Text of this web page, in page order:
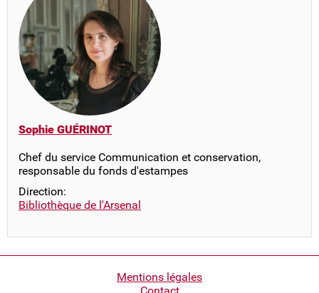
Sophie GUÉRINOT
Chef du service Communication et conservation,
responsable du fonds d'estampes
Direction:
Bibliothèque de l'Arsenal
Mentions légales